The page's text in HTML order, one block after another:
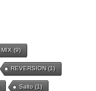
MIX(9)
REVERSION(1)
Salto(1)